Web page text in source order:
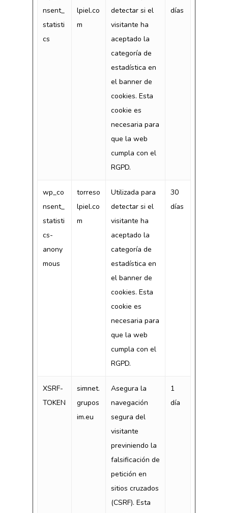
nsent_
statisti
cs
lpiel.co
m
detectar si el
visitante ha
aceptado la
categoría de
estadística en
el banner de
cookies. Esta
cookie es
necesaria para
que la web
cumpla con el
RGPD.
días
wp_co
nsent_
statisti
cs-
anony
mous
torreso
lpiel.co
m
Utilizada para
detectar si el
visitante ha
aceptado la
categoría de
estadística en
el banner de
cookies. Esta
cookie es
necesaria para
que la web
cumpla con el
RGPD.
30
días
XSRF-
TOKEN
simnet.
grupos
im.eu
Asegura la
navegación
segura del
visitante
previniendo la
falsificación de
petición en
sitios cruzados
(CSRF). Esta
1
día